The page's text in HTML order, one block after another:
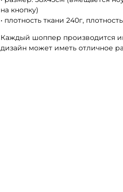
на кнопку)
• плотность ткани 240г,
Каждый шоппер производится
дизайн может иметь отличное